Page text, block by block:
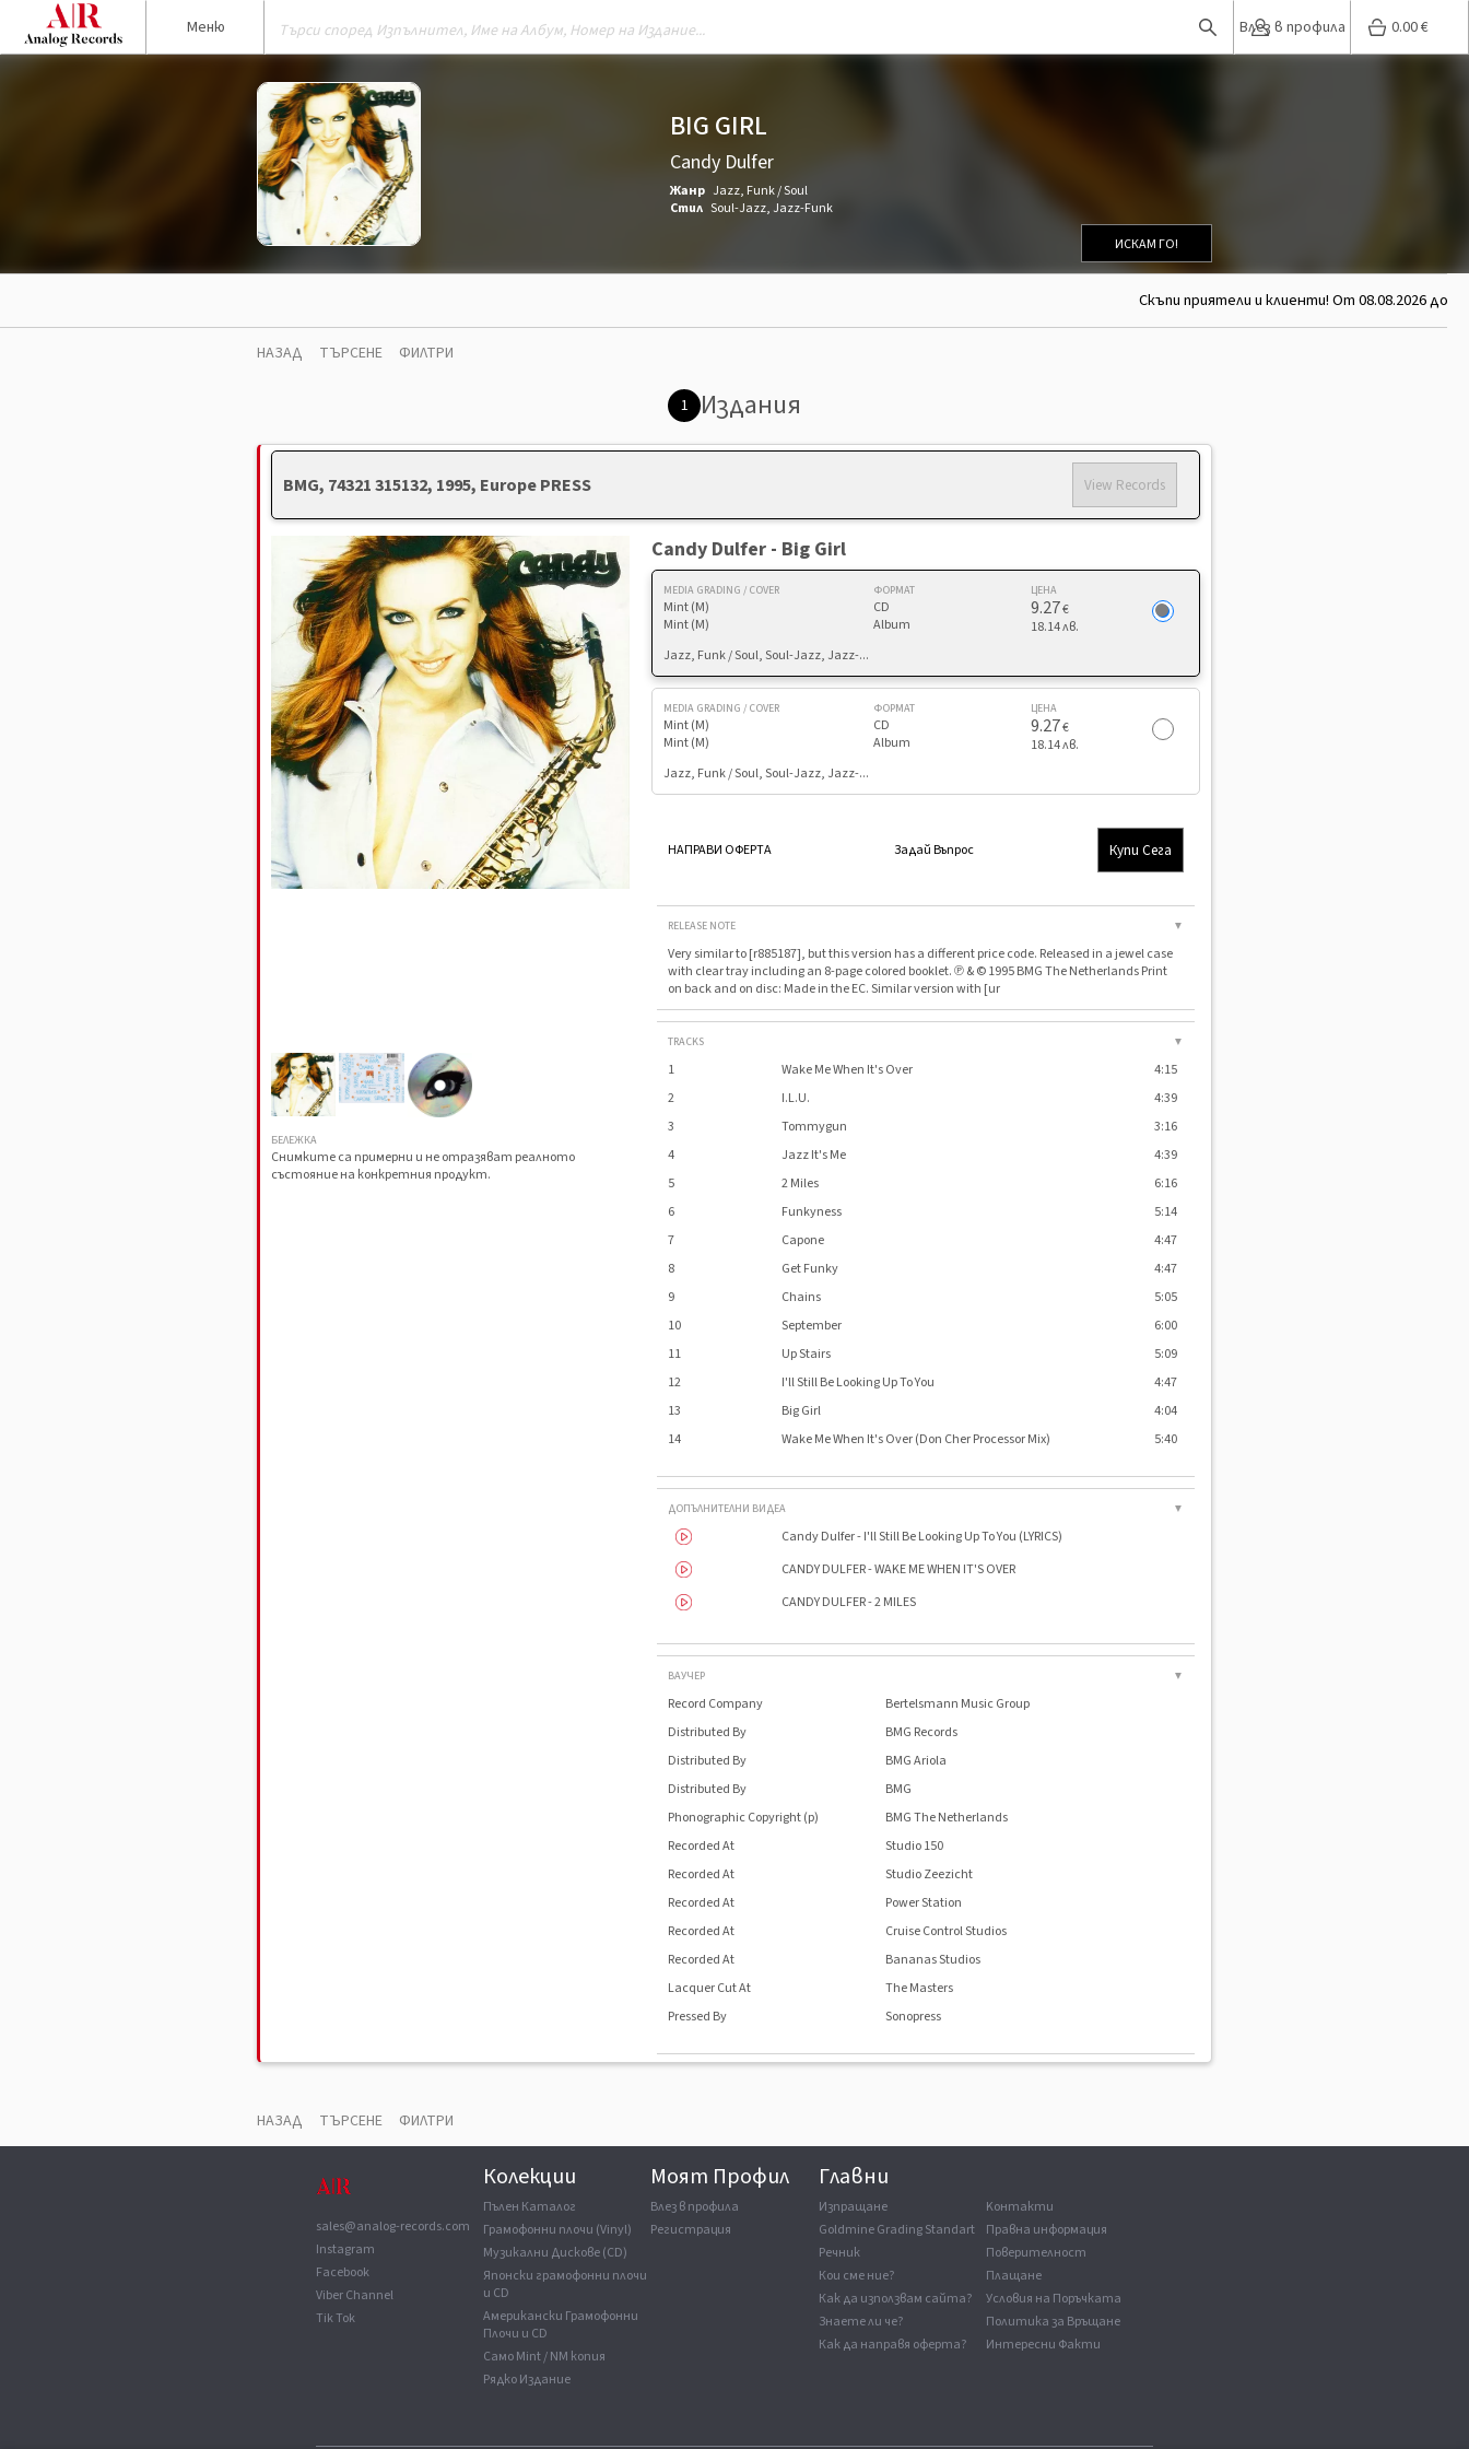
Меню Влез в профила 0.00€
BIG GIRL
Candy Dulfer
Жанр Jazz, Funk / Soul
Стил Soul-Jazz,Jazz-Funk
ИСКАМ ГО!
Скъпи приятели и клиенти! От 08.08.2026 до
НАЗАД ТЪРСЕНЕ ФИЛТРИ
1 Издания
BMG, 74321 315132, 1995, Europe PRESS View Records
БЕЛЕЖКА
Снимките са примерни и не отразяват реалното
състояние на конкретния продукт.
Candy Dulfer - Big Girl
MEDIA GRADING / COVER
Mint (M)
Mint (M)
ФОРМАТ
CD
Album
ЦЕНА
9.27€
18.14 лв.
Jazz, Funk / Soul, Soul-Jazz, Jazz-...
MEDIA GRADING / COVER
Mint (M)
Mint (M)
ФОРМАТ
CD
Album
ЦЕНА
9.27€
18.14 лв.
Jazz, Funk / Soul, Soul-Jazz, Jazz-...
НАПРАВИ ОФЕРТА Задай Въпрос Купи Сега
RELEASE NOTE ▼
Very similar to [r885187], but this version has a different price code. Released in a jewel case
with clear tray including an 8-page colored booklet. ℗ & © 1995 BMG The Netherlands Print
on back and on disc: Made in the EC. Similar version with [ur
TRACKS ▼
1 Wake Me When It's Over
4:15
2
I.L.U.
4:39
3
Tommygun
3:16
4
Jazz It's Me
4:39
5
2 Miles
6:16
6
Funkyness
5:14
7
Capone
4:47
8
Get Funky
4:47
9
Chains
5:05
10
September
6:00
11
Up Stairs
5:09
12
I'll Still Be Looking Up To You
4:47
13
Big Girl
4:04
14
Wake Me When It's Over (Don Cher Processor Mix) 5:40
ДОПЪЛНИТЕЛНИ ВИДЕА ▼
Candy Dulfer - I'll Still Be Looking Up To You (LYRICS)
CANDY DULFER - WAKE ME WHEN IT'S OVER
CANDY DULFER - 2 MILES
ВАУЧЕР ▼
Record Company
Bertelsmann Music Group
Distributed By
BMG Records
Distributed By
BMG Ariola
Distributed By
BMG
Phonographic Copyright (p)
BMG The Netherlands
Recorded At
Studio 150
Recorded At
Studio Zeezicht
Recorded At
Power Station
Recorded At
Cruise Control Studios
Recorded At
Bananas Studios
Lacquer Cut At
The Masters
Pressed By
Sonopress
НАЗАД ТЪРСЕНЕ ФИЛТРИ
sales@analog-records.com
Instagram
Facebook
Viber Channel
Tik Tok
Колекции
Пълен Каталог
Грамофонни плочи (Vinyl)
Музикални Дискове (CD)
Японски грамофонни плочи
и CD
Американски Грамофонни
Плочи и CD
Само Mint / NM копия
Рядко Издание
Моят Профил
Влез в профила
Регистрация
Главни
Изпращане
Goldmine Grading Standart
Речник
Кои сме ние?
Как да използвам сайта?
Знаете ли че?
Как да направя оферта?
Kонтакти
Правна информация
Поверителност
Плащане
Условия на Поръчката
Политика за Връщане
Интересни Факти